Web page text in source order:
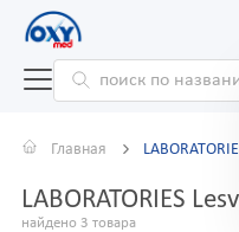
Главная
LABORATORIES
найдено 3 товара